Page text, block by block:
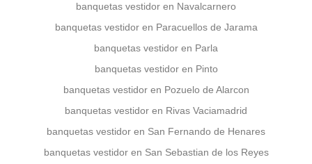
banquetas vestidor en Navalcarnero
banquetas vestidor en Paracuellos de Jarama
banquetas vestidor en Parla
banquetas vestidor en Pinto
banquetas vestidor en Pozuelo de Alarcon
banquetas vestidor en Rivas Vaciamadrid
banquetas vestidor en San Fernando de Henares
banquetas vestidor en San Sebastian de los Reyes